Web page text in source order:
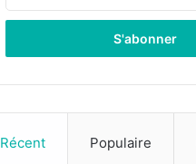
t
e
o
t
Récent Populaire